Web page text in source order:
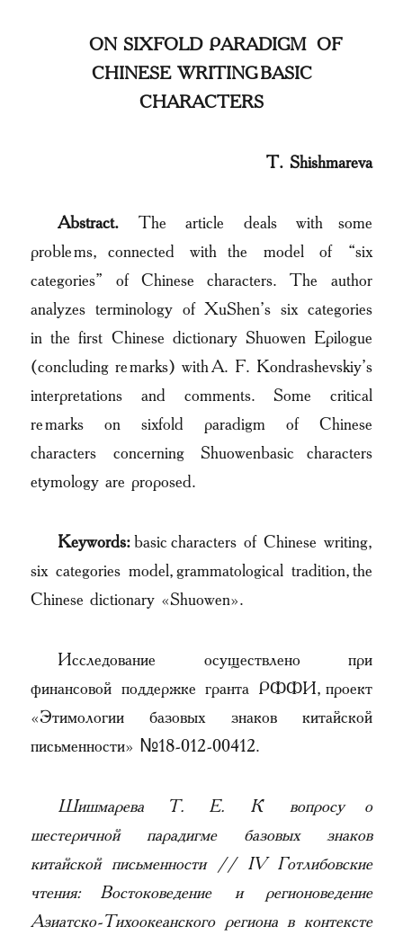
ON SIXFOLD PARADIGM OF
CHINESE WRITING BASIC
CHARACTERS
T. Shishmareva
Abstract. The article deals with some
problems, connected with the model of “six
categories” of Chinese characters. The author
analyzes terminology of XuShen’s six categories
in the first Chinese dictionary Shuowen Epilogue
(concluding remarks) with A. F. Kondrashevskiy’s
interpretations and comments. Some critical
remarks on sixfold paradigm of Chinese
characters concerning Shuowenbasic characters
etymology are proposed.
Keywords:basic characters of Chinese writing,
six categories model, grammatological tradition, the
Chinese dictionary «Shuowen».
Исследование осуществлено при
финансовой поддержке гранта РФФИ, проект
«Этимологии базовых знаков китайской
письменности» №18-012-00412.
Шишмарева Т. Е. К вопросу о
шестеричной парадигме базовых знаков
китайской письменности // IV Готлибовские
чтения: Востоковедение и регионоведение
Азиатско-Тихоокеанского региона в контексте